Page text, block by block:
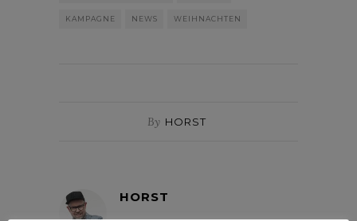
KAMPAGNE NEWS WEIHNACHTEN
By HORST
HORST